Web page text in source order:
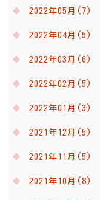
2022年05月(7)
2022年04月(5)
2022年03月(6)
2022年02月(5)
2022年01月(3)
2021年12月(5)
2021年11月(5)
2021年10月(8)